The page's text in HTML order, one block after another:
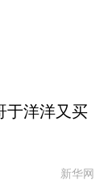
于洋洋又买
新华网